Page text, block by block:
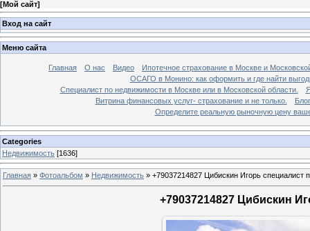
[Мой сайт]
Вход на сайт
Меню сайта
Главная О нас Видео
Ипотечное страхование в Москве и
ОСАГО в Монино: как оформить и где найти
Специалист по недвижимости в Москве или в Московской области.
Витрина финансовых услуг- страхование и не только.
Блог
Определите реальную рыночную цену
Categories
Недвижимость [1636]
Главная » Фотоальбом » Недвижимость » +79037214827 Цибискин Игорь специалист
+79037214827 Цибискин